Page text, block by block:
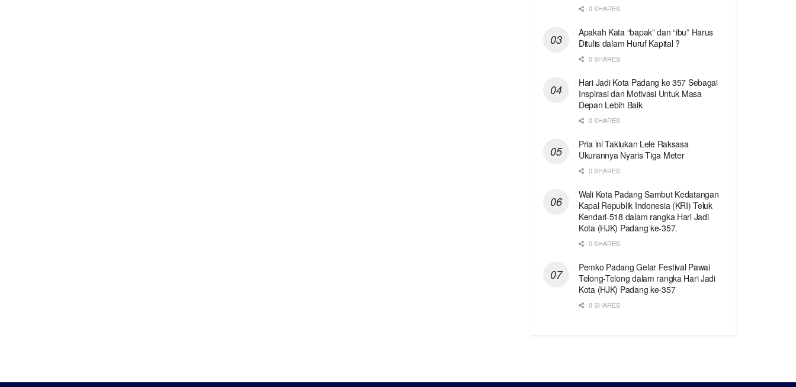
0 SHARES
Apakah Kata “bapak” dan “ibu” Harus
Ditulis dalam Huruf Kapital ?
0 SHARES
Hari Jadi Kota Padang ke 357 Sebagai
Inspirasi dan Motivasi Untuk Masa
Depan Lebih Baik
0 SHARES
Pria ini Taklukan Lele Raksasa
Ukurannya Nyaris Tiga Meter
0 SHARES
Wali Kota Padang Sambut Kedatangan
Kapal Republik Indonesia (KRI) Teluk
Kendari-518 dalam rangka Hari Jadi
Kota (HJK) Padang ke-357.
0 SHARES
Pemko Padang Gelar Festival Pawai
Telong-Telong dalam rangka Hari Jadi
Kota (HJK) Padang ke-357
0 SHARES